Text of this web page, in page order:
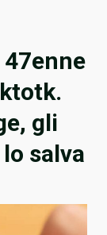
47enne
gli
salva